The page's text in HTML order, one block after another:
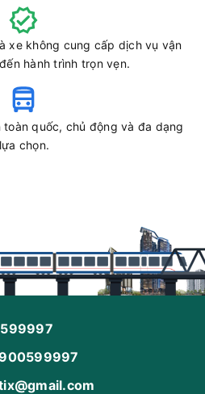
khách nhà xe
Tàu - Đà Lạt
07:50
xe không cung cấp dịch vụ vận
hành trình trọn vẹn.
quốc, chủ động và đa dạng
lựa chọn.